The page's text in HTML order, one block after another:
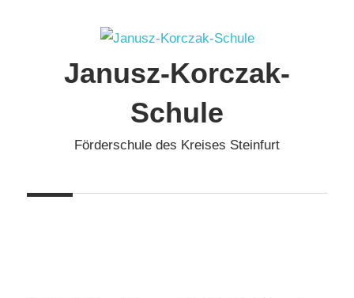
Janusz-Korczak-
Schule
Förderschule des Kreises Steinfurt